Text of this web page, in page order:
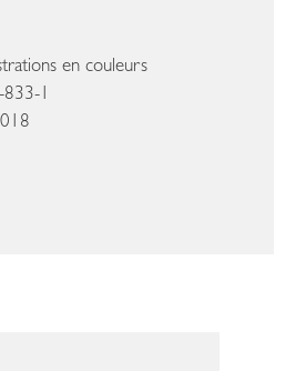
en couleurs
1